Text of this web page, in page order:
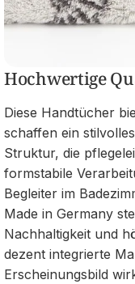
Hochwertige
Diese Handtücher
schaffen ein
Struktur, die
formstabile
Begleiter im
Made in Germany
Nachhaltigkeit und
dezent integrierte
Erscheinungsbild